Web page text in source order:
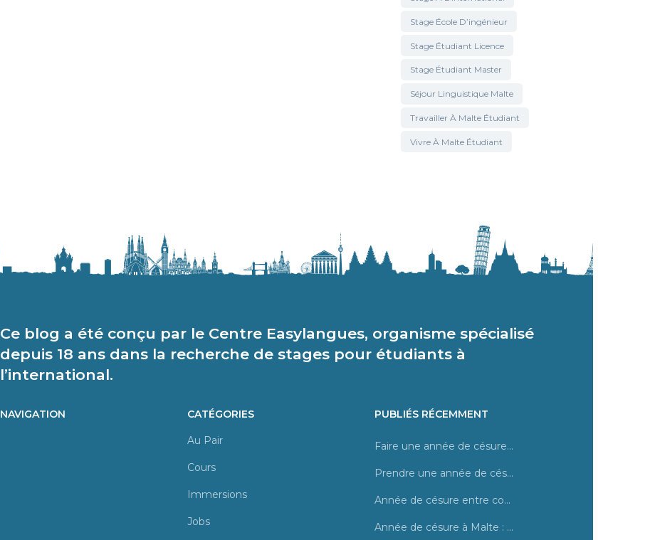
Stage École D’ingénieur
Stage Étudiant Licence
Stage Étudiant Master
Séjour Linguistique Malte
Travailler À Malte Étudiant
Vivre À Malte Étudiant
Ce blog a été conçu par le Centre Easylangues, organisme spécialisé
depuis 18 ans dans la recherche de stages pour étudiants à
l’international.
NAVIGATION CATÉGORIES
Au Pair
Cours
Immersions
Jobs
PUBLIÉS RÉCEMMENT
Faire une année de césure en Irlande – Stage à Dublin
Prendre une année de césure, quel programme choisir ?
Année de césure entre cours et stage en magasin à Malte
Année de césure à Malte : tout savoir sur des cours d’anglais